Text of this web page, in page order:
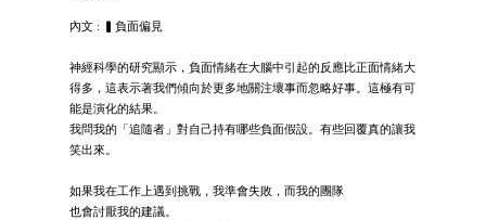
內文 : ▍負面偏見
神經科學的研究顯示，負面情緒在大腦中引起的反應比正面情緒大
得多，這表示著我們傾向於更多地關注壞事而忽略好事。這極有可
能是演化的結果。
我問我的「追隨者」對自己持有哪些負面假設。有些回覆真的讓我
笑出來。
如果我在工作上遇到挑戰，我準會失敗，而我的團隊
也會討厭我的建議。